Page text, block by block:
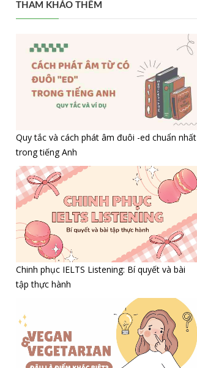
THAM KHẢO THÊM
Quy tắc và cách phát âm đuôi -ed chuẩn nhất
trong tiếng Anh
Chinh phục IELTS Listening: Bí quyết và bài
tập thực hành